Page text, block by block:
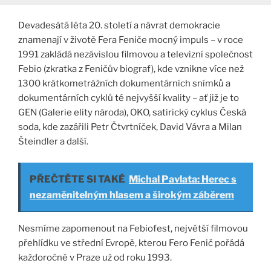
Devadesátá léta 20. století a návrat demokracie
znamenají v životě Fera Feniče mocný impuls – v roce
1991 zakládá nezávislou filmovou a televizní společnost
Febio (zkratka z Feničův biograf), kde vznikne více než
1300 krátkometrážních dokumentárních snímků a
dokumentárních cyklů té nejvyšší kvality – ať již je to
GEN (Galerie elity národa), OKO, satirický cyklus Česká
soda, kde zazářili Petr Čtvrtníček, David Vávra a Milan
Šteindler a další.
PŘEČTĚTE SI TAKÉ Michal Pavlata: Herec s
nezaměnitelným hlasem a širokým záběrem
Nesmíme zapomenout na Febiofest, největší filmovou
přehlídku ve střední Evropě, kterou Fero Fenič pořádá
každoročně v Praze už od roku 1993.